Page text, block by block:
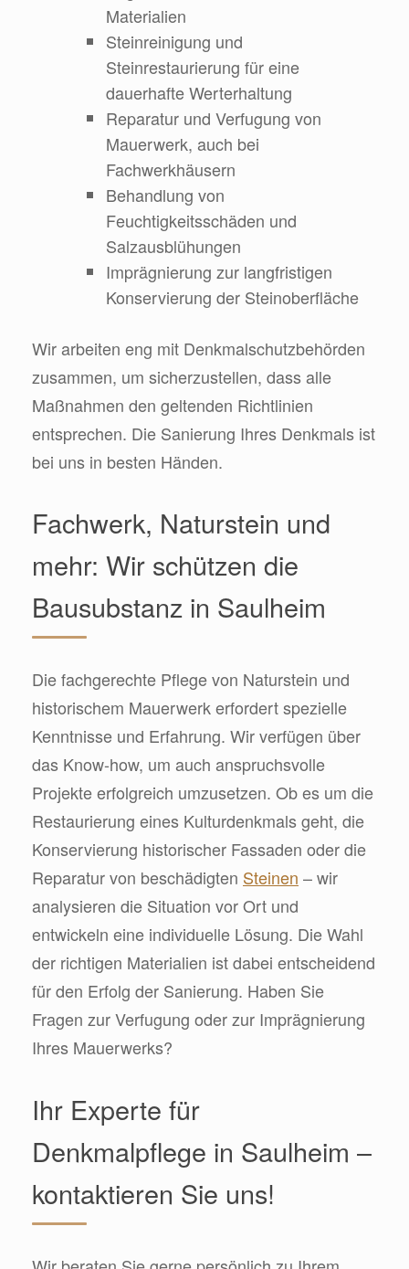
Materialien
Steinreinigung und
Steinrestaurierung für eine
dauerhafte Werterhaltung
Reparatur und Verfugung von
Mauerwerk, auch bei
Fachwerkhäusern
Behandlung von
Feuchtigkeitsschäden und
Salzausblühungen
Imprägnierung zur langfristigen
Konservierung der Steinoberfläche
Wir arbeiten eng mit Denkmalschutzbehörden
zusammen, um sicherzustellen, dass alle
Maßnahmen den geltenden Richtlinien
entsprechen. Die Sanierung Ihres Denkmals ist
bei uns in besten Händen.
Fachwerk, Naturstein und
mehr: Wir schützen die
Bausubstanz in Saulheim
Die fachgerechte Pflege von Naturstein und
historischem Mauerwerk erfordert spezielle
Kenntnisse und Erfahrung. Wir verfügen über
das Know-how, um auch anspruchsvolle
Projekte erfolgreich umzusetzen. Ob es um die
Restaurierung eines Kulturdenkmals geht, die
Konservierung historischer Fassaden oder die
Reparatur von beschädigten Steinen – wir
analysieren die Situation vor Ort und
entwickeln eine individuelle Lösung. Die Wahl
der richtigen Materialien ist dabei entscheidend
für den Erfolg der Sanierung. Haben Sie
Fragen zur Verfugung oder zur Imprägnierung
Ihres Mauerwerks?
Ihr Experte für
Denkmalpflege in Saulheim –
kontaktieren Sie uns!